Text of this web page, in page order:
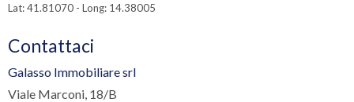
Lat: 41.81070 - Long: 14.38005
Contattaci
Galasso Immobiliare srl
Viale Marconi, 18/B